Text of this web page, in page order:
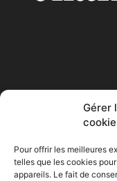
Gérer
Pour offrir les meilleures
telles que les cookies
appareils. Le fait de